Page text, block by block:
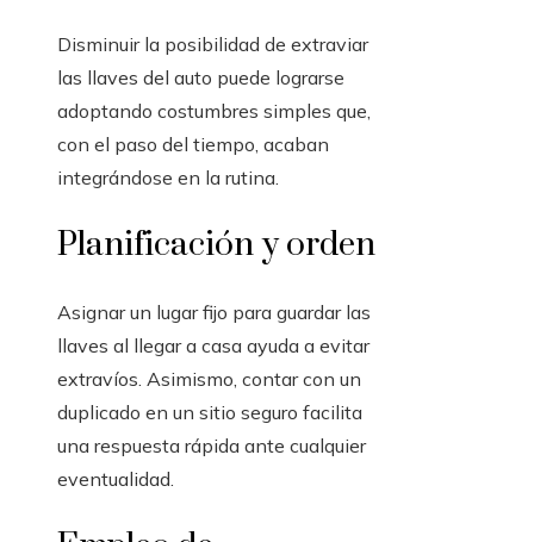
Disminuir la posibilidad de extraviar
las llaves del auto puede lograrse
adoptando costumbres simples que,
con el paso del tiempo, acaban
integrándose en la rutina.
Planificación y orden
Asignar un lugar fijo para guardar las
llaves al llegar a casa ayuda a evitar
extravíos. Asimismo, contar con un
duplicado en un sitio seguro facilita
una respuesta rápida ante cualquier
eventualidad.